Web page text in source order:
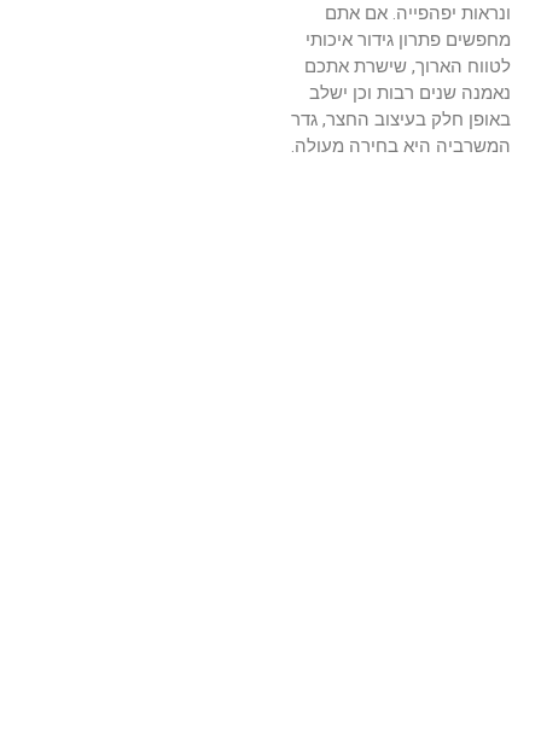
ונראות יפהפייה. אם אתם
מחפשים פתרון גידור איכותי
לטווח הארוך, שישרת אתכם
נאמנה שנים רבות וכן ישלב
באופן חלק בעיצוב החצר, גדר
המשרביה היא בחירה מעולה.